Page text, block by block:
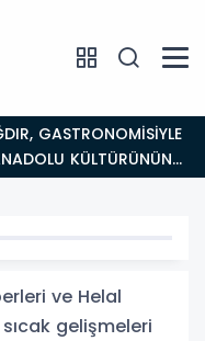
KÜLTÜRÜNÜN
ve Helal
gelişmeleri